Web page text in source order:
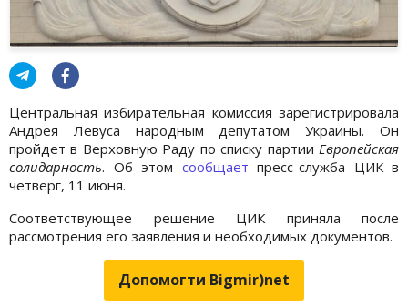
Центральная избирательная комиссия зарегистрировала
Андрея Левуса народным депутатом Украины. Он
пройдет в Верховную Раду по списку партии Европейская
солидарность. Об этом сообщает пресс-служба ЦИК в
четверг, 11 июня.
Соответствующее решение ЦИК приняла после
рассмотрения его заявления и необходимых документов.
Допомогти Bigmir)net